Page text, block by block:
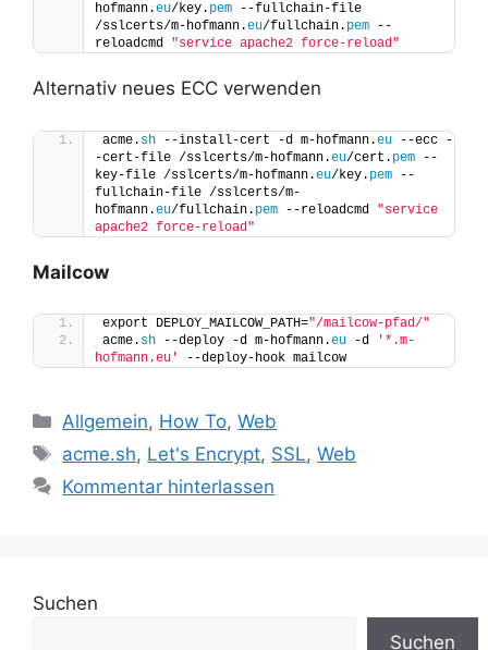
hofmann.eu/key. pem --fullchain-file
/sslcerts/m-hofmann.eu/fullchain. pem --
reloadcmd "service apache2 force-reload"
Alternativ neues ECC verwenden
acme. sh --install-cert -d m-hofmann.eu --ecc -
-cert-file /sslcerts/m-hofmann.eu/cert. pem --
key-file /sslcerts/m-hofmann.eu/key. pem --
fullchain-file /sslcerts/m-
hofmann.eu/fullchain. pem --reloadcmd "service
apache2 force-reload"
Mailcow
export DEPLOY_MAILCOW_PATH="/mailcow-pfad/"
acme. sh --deploy -d m-hofmann.eu -d
'*.m-
hofmann.eu'
--deploy-hook mailcow
Kategorien
Allgemein, How To,Web
Schlagwörter
acme.sh, Let's Encrypt, SSL,Web
Kommentar hinterlassen
Suchen
Suchen